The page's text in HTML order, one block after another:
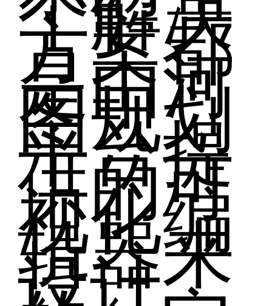
个解决
方案都
是由河
图规划
平台提
供的可
视化编
辑器来
设计